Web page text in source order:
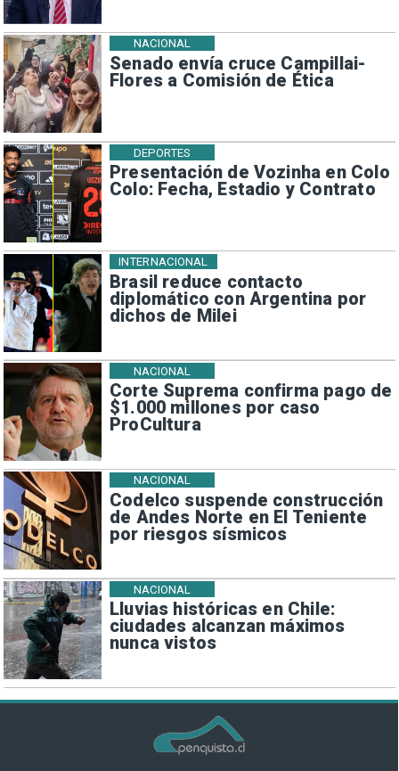
Senado envía cruce Campillai-
Flores a Comisión de Ética
NACIONAL
Presentación de Vozinha en Colo
Colo: Fecha, Estadio y Contrato
DEPORTES
Brasil reduce contacto
diplomático con Argentina por
dichos de Milei
INTERNACIONAL
Corte Suprema confirma pago de
$1.000 millones por caso
ProCultura
NACIONAL
Codelco suspende construcción
de Andes Norte en El Teniente
por riesgos sísmicos
NACIONAL
Lluvias históricas en Chile:
ciudades alcanzan máximos
nunca vistos
NACIONAL